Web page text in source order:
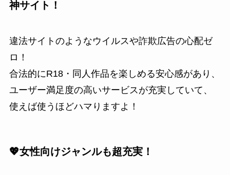
神サイト！
違法サイトのようなウイルスや詐欺広告の心配ゼ
ロ！
合法的にR18・同人作品を楽しめる安心感があり、
ユーザー満足度の高いサービスが充実していて、
使えば使うほどハマりますよ！
💖女性向けジャンルも超充実！